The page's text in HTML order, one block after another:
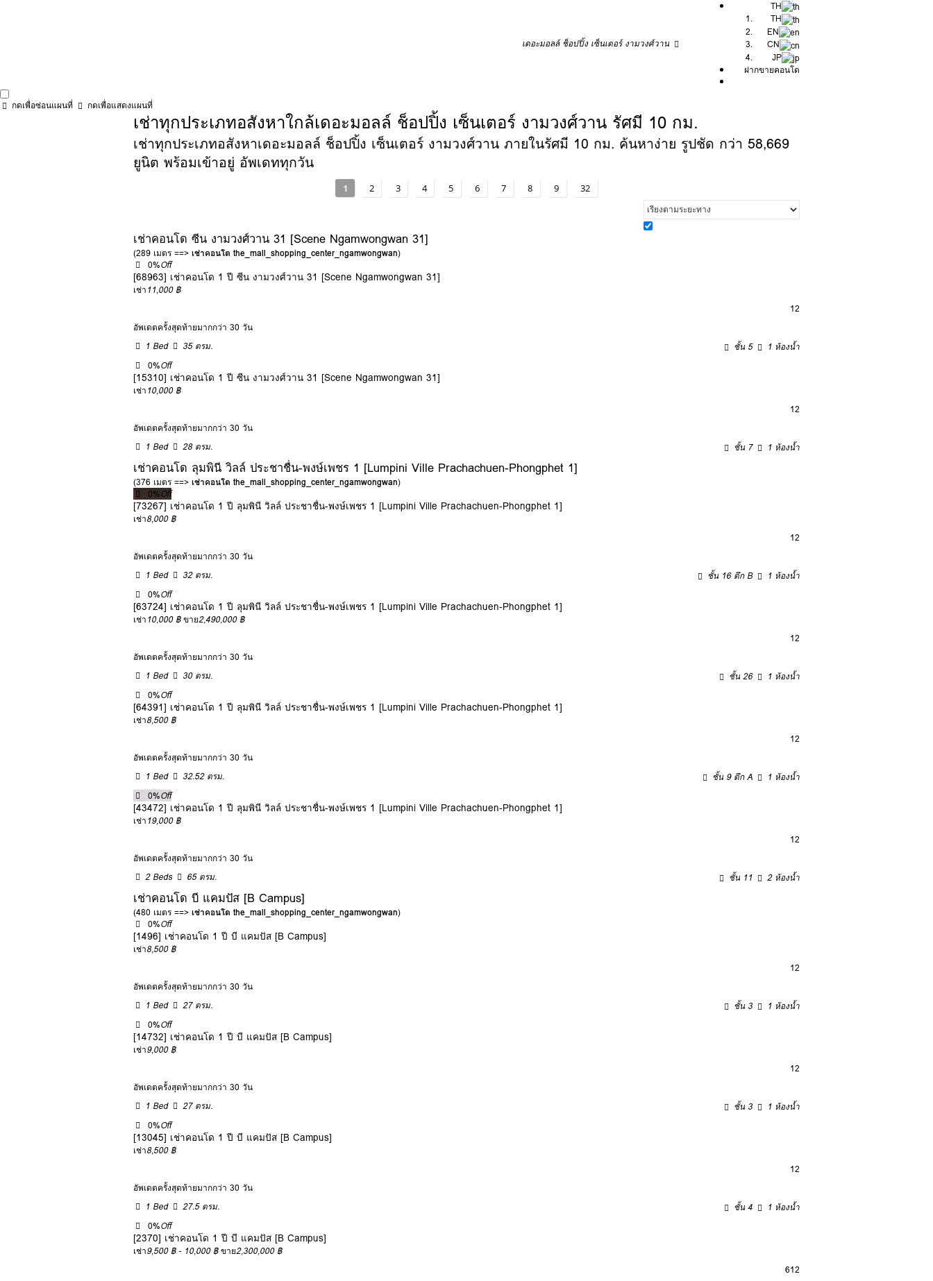
เดอะมอลล์ ช็อปปิ้ง เซ็นเตอร์ งามวงศ์วาน
TH
TH
EN
CN
JP
ฝากขายคอนโด
กดเพื่อซ่อนแผนที่ กดเพื่อแสดงแผนที่
เช่าทุกประเภทอสังหาใกล้เดอะมอลล์ ช็อปปิ้ง เซ็นเตอร์ งามวงศ์วาน รัศมี 10 กม.
เช่าทุกประเภทอสังหาเดอะมอลล์ ช็อปปิ้ง เซ็นเตอร์ งามวงศ์วาน ภายในรัศมี 10 กม. ค้นหาง่าย รูปชัด กว่า 58,669
ยูนิต พร้อมเข้าอยู่ อัพเดททุกวัน
1 2 3 4 5 6 7 8 9 32
เช่าคอนโด ซีน งามวงศ์วาน 31 [Scene Ngamwongwan 31]
(289 เมตร ==> เช่าคอนโด the_mall_shopping_center_ngamwongwan)
0%Off
[68963] เช่าคอนโด 1 ปี ซีน งามวงศ์วาน 31 [Scene Ngamwongwan 31]
เช่า11,000 ฿
12
อัพเดตครั้งสุดท้ายมากกว่า 30 วัน
1 Bed
35 ตรม. ชั้น 5
1 ห้องน้ำ
0%Off
[15310] เช่าคอนโด 1 ปี ซีน งามวงศ์วาน 31 [Scene Ngamwongwan 31]
เช่า10,000 ฿
12
อัพเดตครั้งสุดท้ายมากกว่า 30 วัน
1 Bed
28 ตรม. ชั้น 7 1 ห้องน้ำ
เช่าคอนโด ลุมพินี วิลล์ ประชาชื่น-พงษ์เพชร 1 [Lumpini Ville Prachachuen-Phongphet 1]
(376 เมตร ==> เช่าคอนโด the_mall_shopping_center_ngamwongwan)
0%Off
[73267] เช่าคอนโด 1 ปี ลุมพินี วิลล์ ประชาชื่น-พงษ์เพชร 1 [Lumpini Ville Prachachuen-Phongphet 1]
เช่า8,000 ฿
12
อัพเดตครั้งสุดท้ายมากกว่า 30 วัน
1 Bed
32 ตรม. ชั้น 16 ตึก B
1 ห้องน้ำ
0%Off
[63724] เช่าคอนโด 1 ปี ลุมพินี วิลล์ ประชาชื่น-พงษ์เพชร 1 [Lumpini Ville Prachachuen-Phongphet 1]
เช่า10,000 ฿ ขาย2,490,000 ฿
12
อัพเดตครั้งสุดท้ายมากกว่า 30 วัน
1 Bed
30 ตรม. ชั้น 26
1 ห้องน้ำ
0%Off
[64391] เช่าคอนโด 1 ปี ลุมพินี วิลล์ ประชาชื่น-พงษ์เพชร 1 [Lumpini Ville Prachachuen-Phongphet 1]
เช่า8,500 ฿
12
อัพเดตครั้งสุดท้ายมากกว่า 30 วัน
1 Bed
32.52 ตรม. ชั้น 9 ตึก A
1 ห้องน้ำ
0%Off
[43472] เช่าคอนโด 1 ปี ลุมพินี วิลล์ ประชาชื่น-พงษ์เพชร 1 [Lumpini Ville Prachachuen-Phongphet 1]
เช่า19,000 ฿
12
อัพเดตครั้งสุดท้ายมากกว่า 30 วัน
2 Beds
65 ตรม. ชั้น 11 2 ห้องน้ำ
เช่าคอนโด บี แคมปัส [B Campus]
(480 เมตร ==> เช่าคอนโด the_mall_shopping_center_ngamwongwan)
0%Off
[1496] เช่าคอนโด 1 ปี บี แคมปัส [B Campus]
เช่า8,500 ฿
12
อัพเดตครั้งสุดท้ายมากกว่า 30 วัน
1 Bed
27 ตรม. ชั้น 3
1 ห้องน้ำ
0%Off
[14732] เช่าคอนโด 1 ปี บี แคมปัส [B Campus]
เช่า9,000 ฿
12
อัพเดตครั้งสุดท้ายมากกว่า 30 วัน
1 Bed
27 ตรม. ชั้น 3
1 ห้องน้ำ
0%Off
[13045] เช่าคอนโด 1 ปี บี แคมปัส [B Campus]
เช่า8,500 ฿
12
อัพเดตครั้งสุดท้ายมากกว่า 30 วัน
1 Bed
27.5 ตรม. ชั้น 4
1 ห้องน้ำ
0%Off
[2370] เช่าคอนโด 1 ปี บี แคมปัส [B Campus]
เช่า9,500 ฿ - 10,000 ฿ ขาย2,300,000 ฿
612